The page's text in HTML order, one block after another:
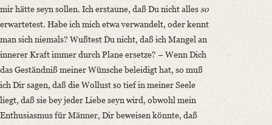
mir hätte seyn sollen. Ich erstaune, daß Du nicht allesso
erwartetest. Habe ich mich etwa verwandelt, oder kennt
man sich niemals? Wußtest Du nicht, daß ich Mangel an
innerer Kraft immer durch Plane ersetze? – Wenn Dich
das Geständniß meiner Wünsche beleidigt hat, so muß
ich Dir sagen, daß die Wollust so tief in meiner Seele
liegt, daß sie bey jeder Liebe seyn wird, obwohl mein
Enthusiasmus für Männer, Dir beweisen könnte, daß